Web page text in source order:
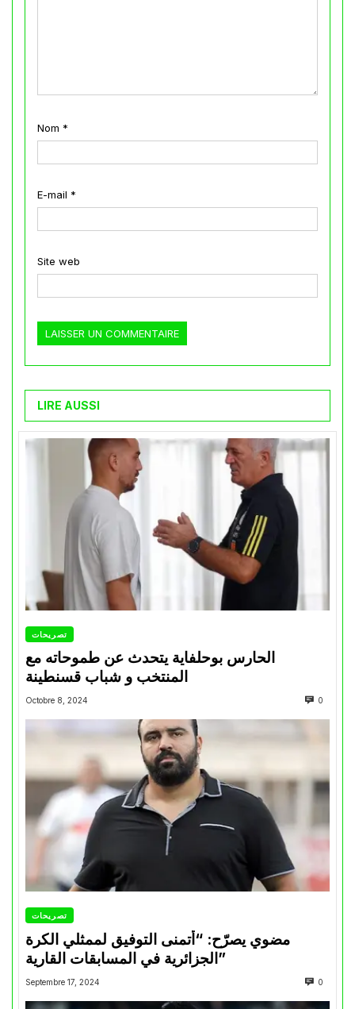
Nom *
E-mail *
Site web
LIRE AUSSI
تصريحات
الحارس بوحلفاية يتحدث عن طموحاته مع
المنتخب و شباب قسنطينة
Octobre 8, 2024 0
تصريحات
مضوي يصرّح: “أتمنى التوفيق لممثلي الكرة
الجزائرية في المسابقات القارية”
Septembre 17, 2024 0